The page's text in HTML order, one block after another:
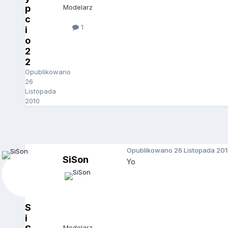
p
c
i
o
2
2
Opublikowano
26
Listopada
2010
Modelarz
1
S
i
SiSon
Opublikowano 26 Listopada
Yo